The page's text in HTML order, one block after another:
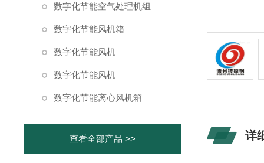
数字化节能空气处理机组
数字化节能风机箱
数字化节能风机
数字化节能风机
数字化节能离心风机箱
查看全部产品 >> 详